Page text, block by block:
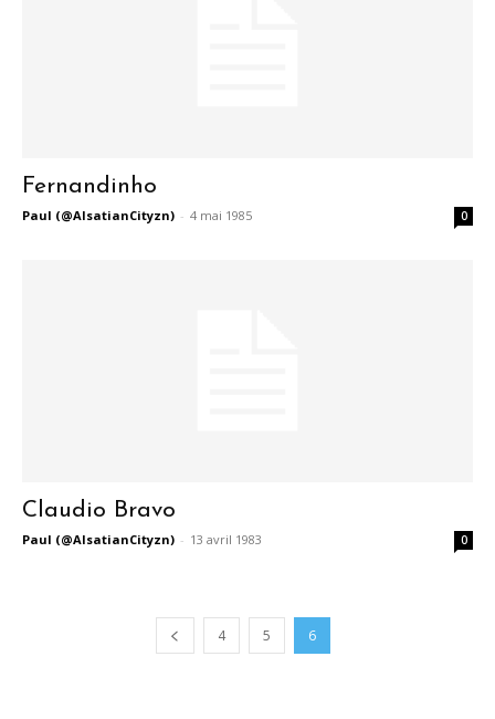
Fernandinho
Paul (@AlsatianCityzn) - 4 mai 1985 0
Claudio Bravo
Paul (@AlsatianCityzn) - 13 avril 1983 0
4 5 6